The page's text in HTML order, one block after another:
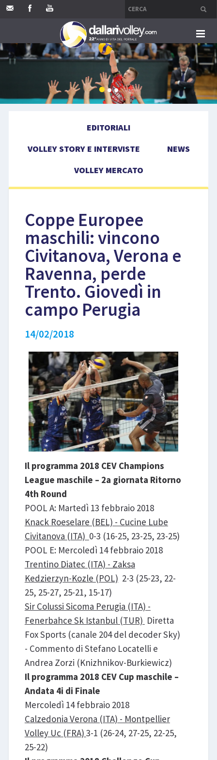
HOME
EDITORIALI
VOLLEY MERCATO
COMPETIZIONI
LIBRI
EDITORIALI
VOLLEY STORY E INTERVISTE
NEWS
VOLLEY MERCATO
Coppe Europee
maschili: vincono
Civitanova, Verona e
Ravenna, perde
Trento. Giovedì in
campo Perugia
14/02/2018
Il programma 2018 CEV Champions
League maschile – 2a giornata Ritorno
4th Round
POOL A: Martedì 13 febbraio 2018
Knack Roeselare (BEL) - Cucine Lube
Civitanova (ITA) 0-3 (16-25, 23-25, 23-25)
POOL E: Mercoledì 14 febbraio 2018
Trentino Diatec (ITA) - Zaksa
Kedzierzyn-Kozle (POL) 2-3 (25-23, 22-
25, 25-27, 25-21, 15-17)
Sir Colussi Sicoma Perugia (ITA) -
Fenerbahce Sk Istanbul (TUR) Diretta
Fox Sports (canale 204 del decoder Sky)
- Commento di Stefano Locatelli e
Andrea Zorzi (Knizhnikov-Burkiewicz)
Il programma 2018 CEV Cup maschile –
Andata 4i di Finale
Mercoledì 14 febbraio 2018
Calzedonia Verona (ITA) - Montpellier
Volley Uc (FRA) 3-1 (26-24, 27-25, 22-25,
25-22)